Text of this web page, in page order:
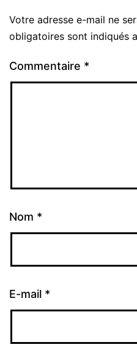
Votre adresse e-mail ne
obligatoires sont indiqués
Commentaire *
Nom *
E-mail *